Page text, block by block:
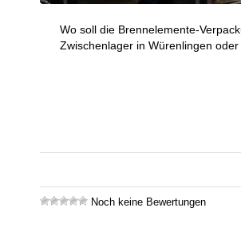
Wo soll die Brennelemente-
Zwischenlager in Würenlingen
Noch keine Bewertungen